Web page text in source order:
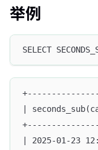
举例
SELECT
|
| 2025-01-